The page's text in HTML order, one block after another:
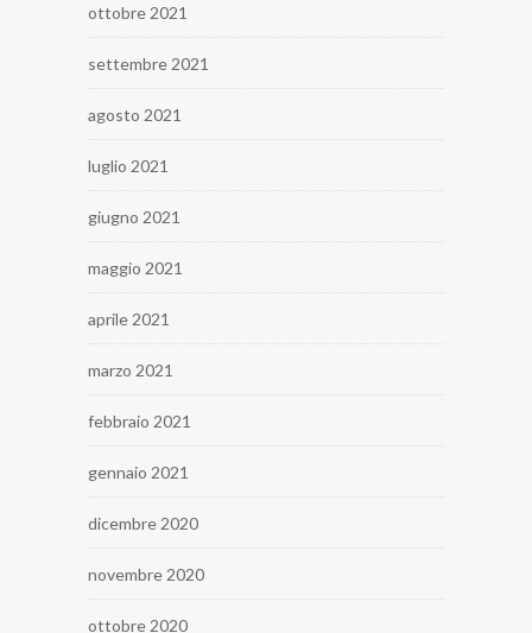
ottobre 2021
settembre 2021
agosto 2021
luglio 2021
giugno 2021
maggio 2021
aprile 2021
marzo 2021
febbraio 2021
gennaio 2021
dicembre 2020
novembre 2020
ottobre 2020